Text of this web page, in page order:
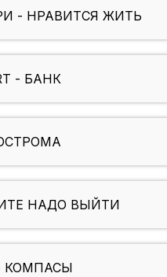
- НРАВИТСЯ ЖИТЬ
- БАНК
НАДО ВЫЙТИ
КОМПАСЫ